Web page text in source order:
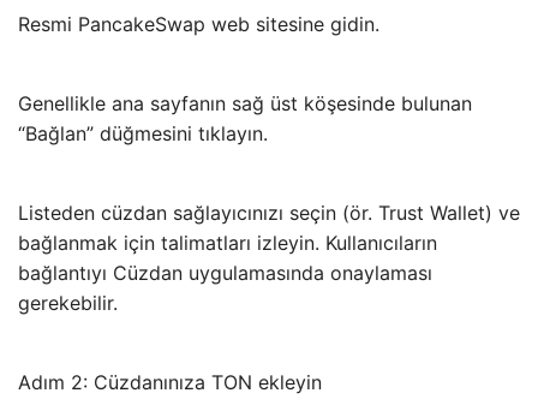
Resmi PancakeSwap web sitesine gidin.
Genellikle ana sayfanın sağ üst köşesinde bulunan
“Bağlan” düğmesini tıklayın.
Listeden cüzdan sağlayıcınızı seçin (ör. Trust Wallet) ve
bağlanmak için talimatları izleyin. Kullanıcıların
bağlantıyı Cüzdan uygulamasında onaylaması
gerekebilir.
Adım 2: Cüzdanınıza TON ekleyin